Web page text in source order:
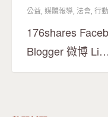
公益, 媒體報導, 法會, 行
176shares
Blogger 微博 Li…